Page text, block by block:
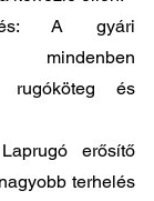
A gyári
mindenben
rugóköteg és
erősítő
terhelés